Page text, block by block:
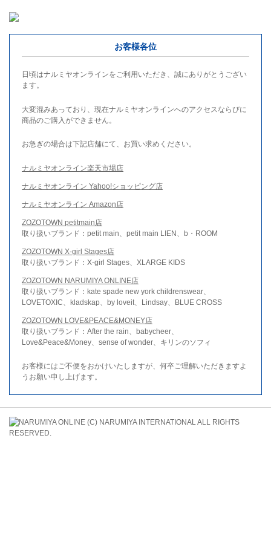
お客様各位
日頃はナルミヤオンラインをご利用いただき、誠にありがとうござい
ます。
大変混みあっており、現在ナルミヤオンラインへのアクセスならびに
商品のご購入ができません。
お急ぎの場合は下記店舗にて、お買い求めください。
ナルミヤオンライン楽天市場店
ナルミヤオンライン Yahoo!ショッピング店
ナルミヤオンライン Amazon店
ZOZOTOWN petitmain店
取り扱いブランド：petit main、petit main LIEN、b・ROOM
ZOZOTOWN X-girl Stages店
取り扱いブランド：X-girl Stages、XLARGE KIDS
ZOZOTOWN NARUMIYA ONLINE店
取り扱いブランド：kate spade new york childrenswear、
LOVETOXIC、kladskap、by loveit、Lindsay、BLUE CROSS
ZOZOTOWN LOVE&PEACE&MONEY店
取り扱いブランド：After the rain、babycheer、
Love&Peace&Money、sense of wonder、キリンのソフィ
お客様にはご不便をおかけいたしますが、何卒ご理解いただきますよ
うお願い申し上げます。